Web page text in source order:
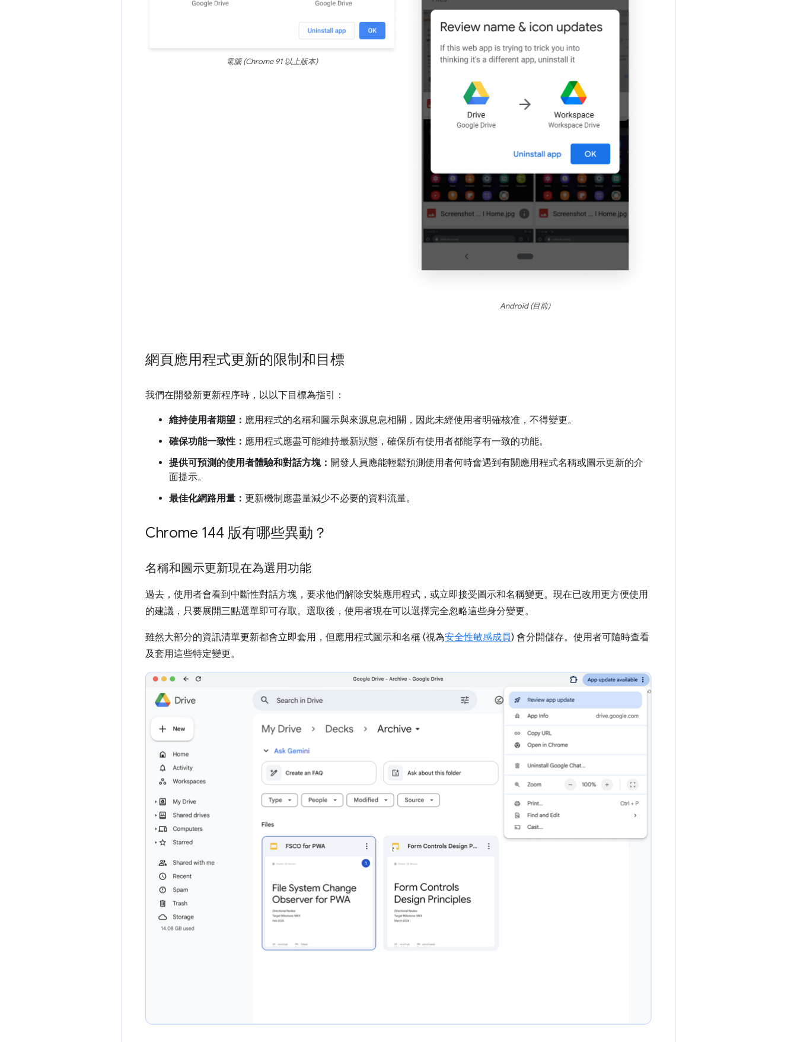
電腦 (Chrome 91 以上版本)
Android (目前)
網頁應用程式更新的限制和目標
我們在開發新更新程序時，以以下目標為指引：
維持使用者期望： 應用程式的名稱和圖示與來源息息相關，因此未經使用者明確核准，不得變更。
確保功能一致性： 應用程式應盡可能維持最新狀態，確保所有使用者都能享有一致的功能。
提供可預測的使用者體驗和對話方塊： 開發人員應能輕鬆預測使用者何時會遇到有關應用程式名稱或圖示更新的介
面提示。
最佳化網路用量： 更新機制應盡量減少不必要的資料流量。
Chrome 144 版有哪些異動？
名稱和圖示更新現在為選用功能
過去，使用者會看到中斷性對話方塊，要求他們解除安裝應用程式，或立即接受圖示和名稱變更。現在已改用更方便使用
的建議，只要展開三點選單即可存取。選取後，使用者現在可以選擇完全忽略這些身分變更。
雖然大部分的資訊清單更新都會立即套用，但應用程式圖示和名稱 (視為安全性敏感成員) 會分開儲存。使用者可隨時查看
及套用這些特定變更。